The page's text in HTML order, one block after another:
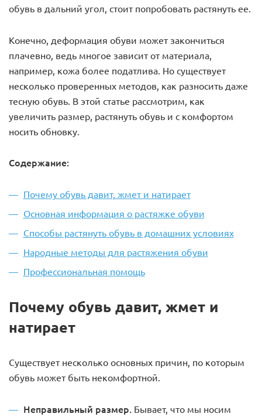
обувь в дальний угол, стоит попробовать растянуть ее.
Конечно, деформация обуви может закончиться
плачевно, ведь многое зависит от материала,
например, кожа более податлива. Но существует
несколько проверенных методов, как разносить даже
тесную обувь. В этой статье рассмотрим, как
увеличить размер, растянуть обувь и с комфортом
носить обновку.
Содержание:
Почему обувь давит, жмет и натирает
Основная информация о растяжке обуви
Способы растянуть обувь в домашних условиях
Народные методы для растяжения обуви
Профессиональная помощь
Почему обувь давит, жмет и
натирает
Существует несколько основных причин, по которым
обувь может быть некомфортной.
Неправильный размер. Бывает, что мы носим